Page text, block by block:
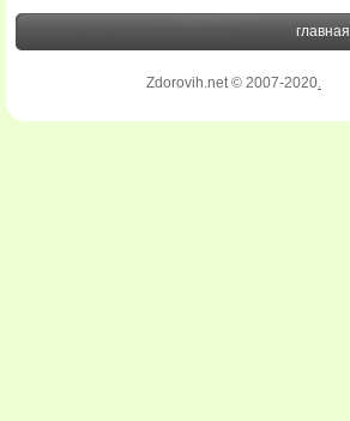
главная
Zdorovih.net © 2007-2020